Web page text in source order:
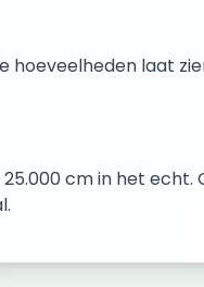
laat
cm in het